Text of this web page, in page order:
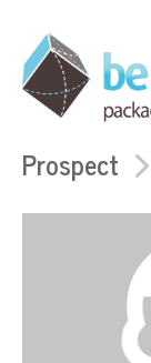
Prospect